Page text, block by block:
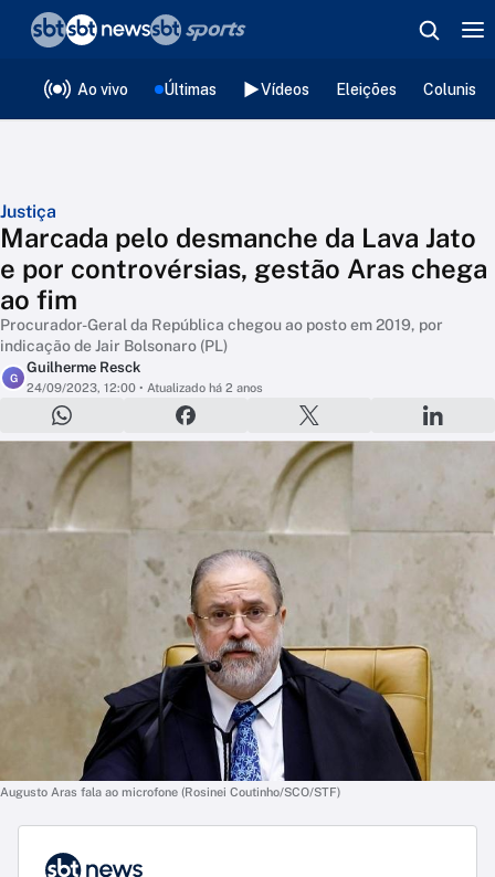
Ao vivo Últimas Vídeos Eleições
Justiça
Marcada pelo desmanche da Lava Jato
e por controvérsias, gestão Aras chega
ao fim
Procurador-Geral da República chegou ao posto em 2019, por
indicação de Jair Bolsonaro (PL)
G
Guilherme Resck
24/09/2023, 12:00 • Atualizado há 2 anos
Augusto Aras fala ao microfone (Rosinei Coutinho/SCO/STF)
❮voltar
Editorias